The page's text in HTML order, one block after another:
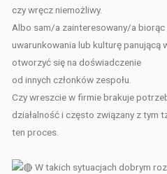
czy wręcz niemożliwy.
Albo sam/a zainteresowany/a
uwarunkowania lub kulturę panującą
otworzyć się na doświadczenie
od innych członków zespołu.
Czy wreszcie w firmie brakuje
działalność i często związany z tym
ten proces.
W takich sytuacjach dobrym